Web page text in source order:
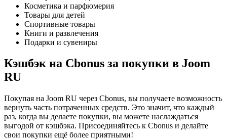
Косметика и парфюмерия
Товары для детей
Спортивные товары
Книги и развлечения
Подарки и сувениры
Кэшбэк на Cbonus за покупки в Joom
RU
Покупая на Joom RU через Cbonus, вы получаете возможность
вернуть часть потраченных средств. Это значит, что каждый
раз, когда вы делаете покупки, вы можете наслаждаться
выгодой от кэшбэка. Присоединяйтесь к Cbonus и делайте
свои покупки ещё более приятными!